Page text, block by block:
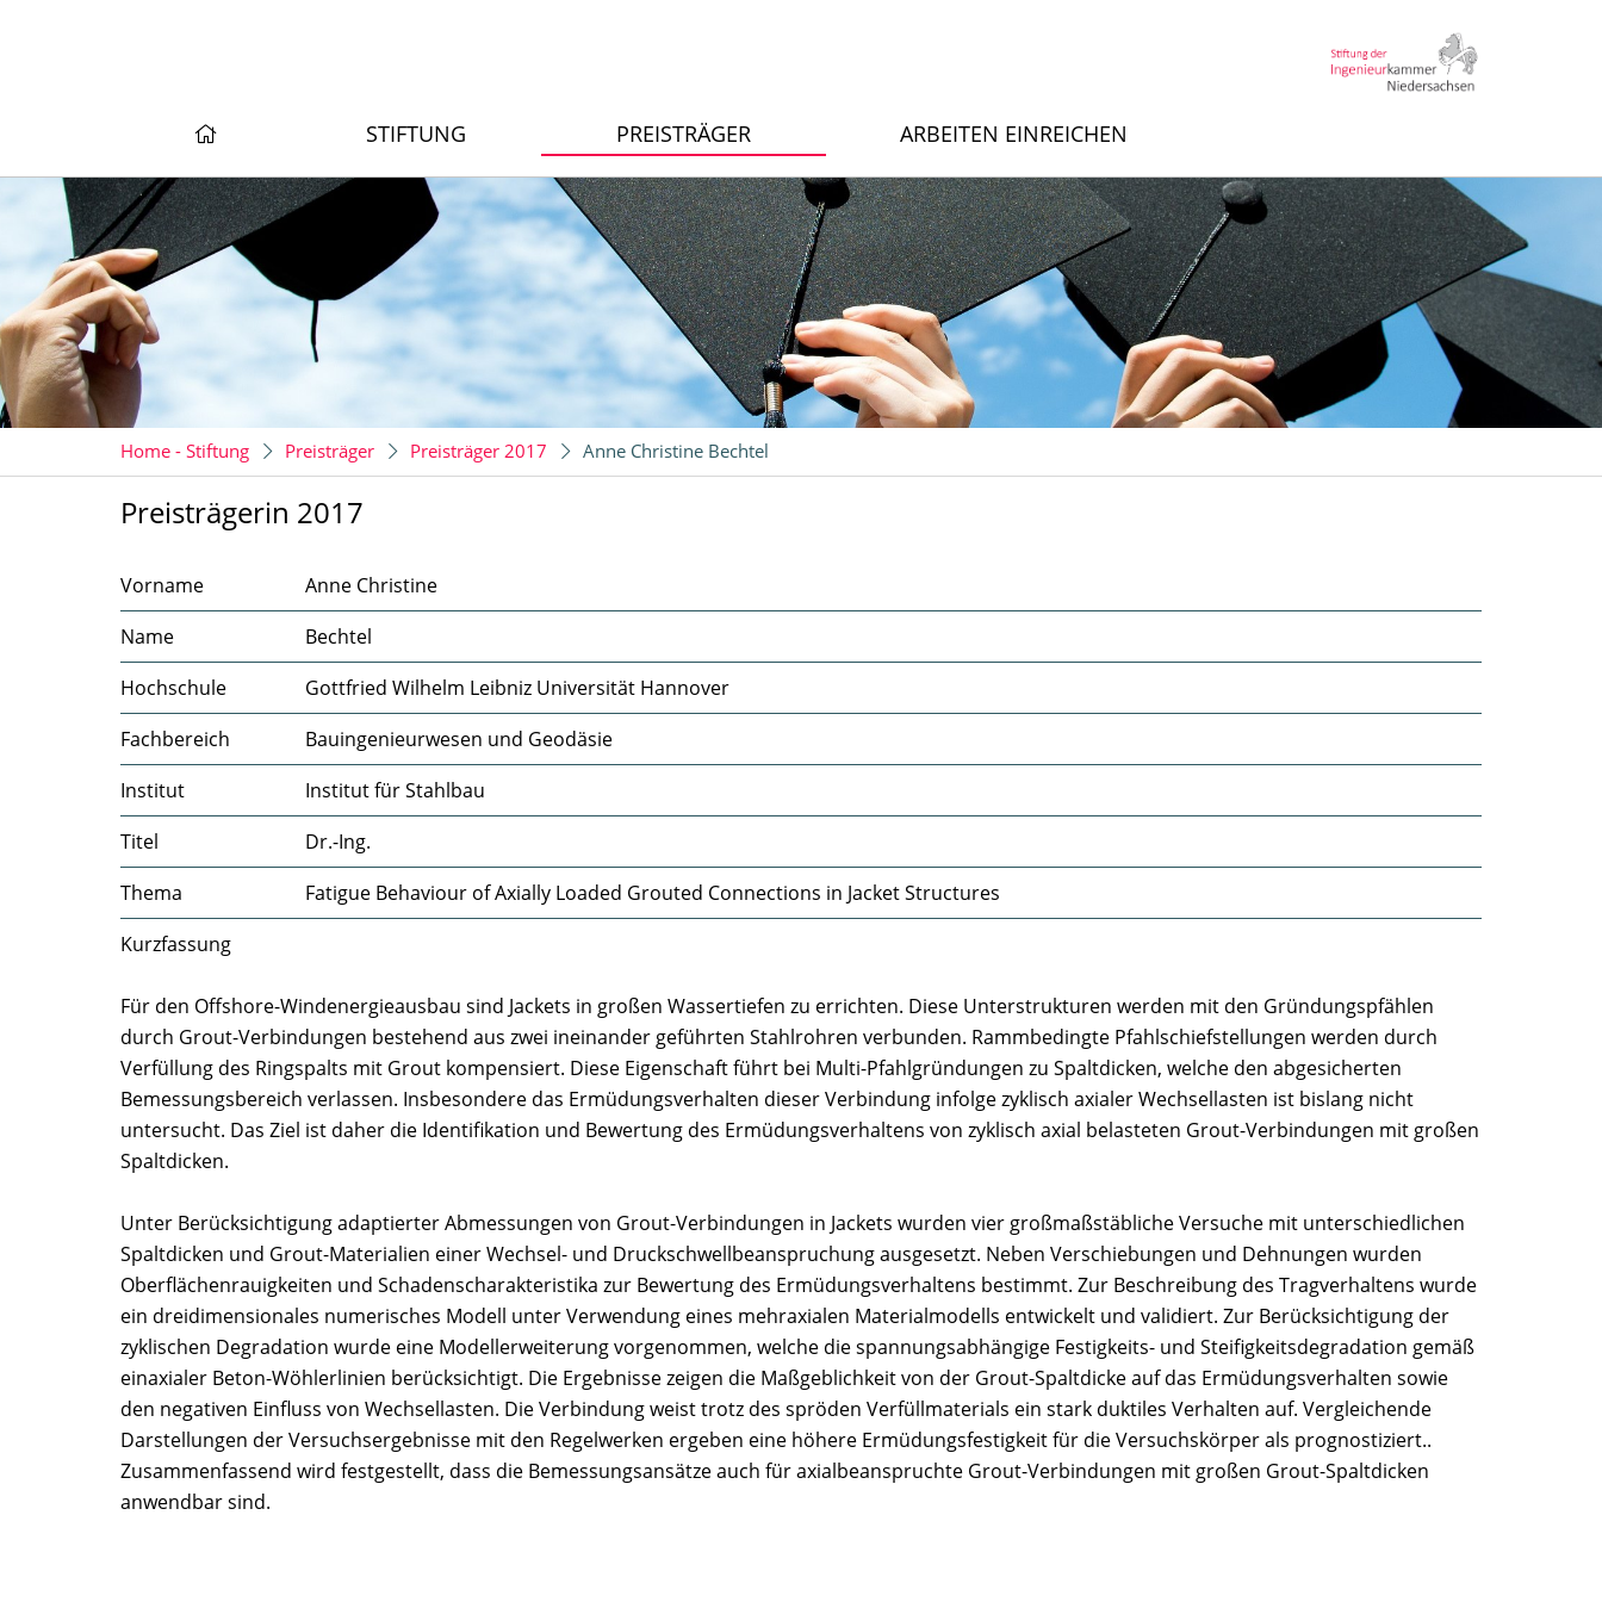
STIFTUNG PREISTRÄGER ARBEITEN EINREICHEN
Home - Stiftung Preisträger Preisträger 2017 Anne Christine Bechtel
Preisträgerin 2017
Vorname
Anne Christine
Name
Bechtel
Hochschule
Gottfried Wilhelm Leibniz Universität Hannover
Fachbereich
Bauingenieurwesen und Geodäsie
Institut
Institut für Stahlbau
Titel
Dr.-Ing.
Thema
Fatigue Behaviour of Axially Loaded Grouted Connections in Jacket Structures
Kurzfassung
Für den Offshore-Windenergieausbau sind Jackets in großen Wassertiefen zu errichten. Diese Unterstrukturen werden mit den Gründungspfählen
durch Grout-Verbindungen bestehend aus zwei ineinander geführten Stahlrohren verbunden. Rammbedingte Pfahlschiefstellungen werden durch
Verfüllung des Ringspalts mit Grout kompensiert. Diese Eigenschaft führt bei Multi-Pfahlgründungen zu Spaltdicken, welche den abgesicherten
Bemessungsbereich verlassen. Insbesondere das Ermüdungsverhalten dieser Verbindung infolge zyklisch axialer Wechsellasten ist bislang nicht
untersucht. Das Ziel ist daher die Identifikation und Bewertung des Ermüdungsverhaltens von zyklisch axial belasteten Grout-Verbindungen mit großen
Spaltdicken.
Unter Berücksichtigung adaptierter Abmessungen von Grout-Verbindungen in Jackets wurden vier großmaßstäbliche Versuche mit unterschiedlichen
Spaltdicken und Grout-Materialien einer Wechsel- und Druckschwellbeanspruchung ausgesetzt. Neben Verschiebungen und Dehnungen wurden
Oberflächenrauigkeiten und Schadenscharakteristika zur Bewertung des Ermüdungsverhaltens bestimmt. Zur Beschreibung des Tragverhaltens wurde
ein dreidimensionales numerisches Modell unter Verwendung eines mehraxialen Materialmodells entwickelt und validiert. Zur Berücksichtigung der
zyklischen Degradation wurde eine Modellerweiterung vorgenommen, welche die spannungsabhängige Festigkeits- und Steifigkeitsdegradation gemäß
einaxialer Beton-Wöhlerlinien berücksichtigt. Die Ergebnisse zeigen die Maßgeblichkeit von der Grout-Spaltdicke auf das Ermüdungsverhalten sowie
den negativen Einfluss von Wechsellasten. Die Verbindung weist trotz des spröden Verfüllmaterials ein stark duktiles Verhalten auf. Vergleichende
Darstellungen der Versuchsergebnisse mit den Regelwerken ergeben eine höhere Ermüdungsfestigkeit für die Versuchskörper als prognostiziert..
Zusammenfassend wird festgestellt, dass die Bemessungsansätze auch für axialbeanspruchte Grout-Verbindungen mit großen Grout-Spaltdicken
anwendbar sind.